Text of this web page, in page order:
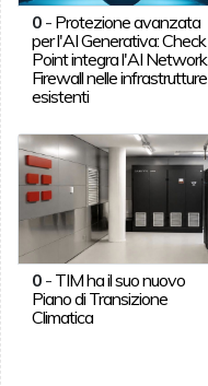
0- Protezione avanzata
per l'AI Generativa: Check
Point integra l'AI Network
Firewall nelle infrastrutture
esistenti
0- TIM ha il suo nuovo
Piano di Transizione
Climatica